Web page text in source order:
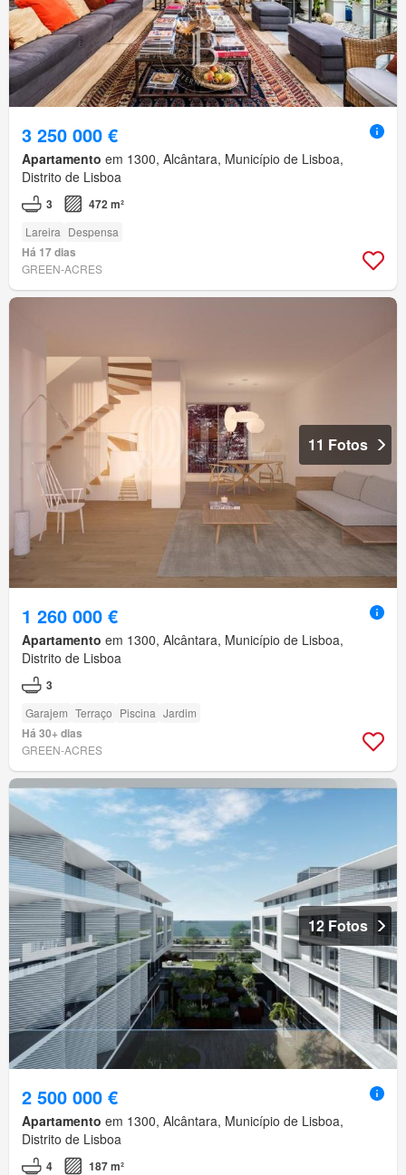
3 250 000 €
Apartamento em 1300, Alcântara, Município de Lisboa,
Distrito de Lisboa
3 472 m²
Lareira Despensa
Há 17 dias
GREEN-ACRES
11 Fotos
1 260 000 €
Apartamento em 1300, Alcântara, Município de Lisboa,
Distrito de Lisboa
3
Garajem Terraço Piscina Jardim
Há 30+ dias
GREEN-ACRES
12 Fotos
2 500 000 €
Apartamento em 1300, Alcântara, Município de Lisboa,
Distrito de Lisboa
4 187 m²